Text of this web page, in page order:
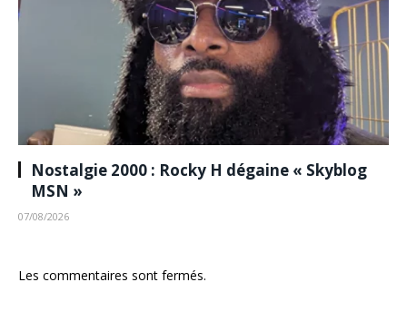
Nostalgie 2000 : Rocky H dégaine « Skyblog
MSN »
07/08/2026
Les commentaires sont fermés.